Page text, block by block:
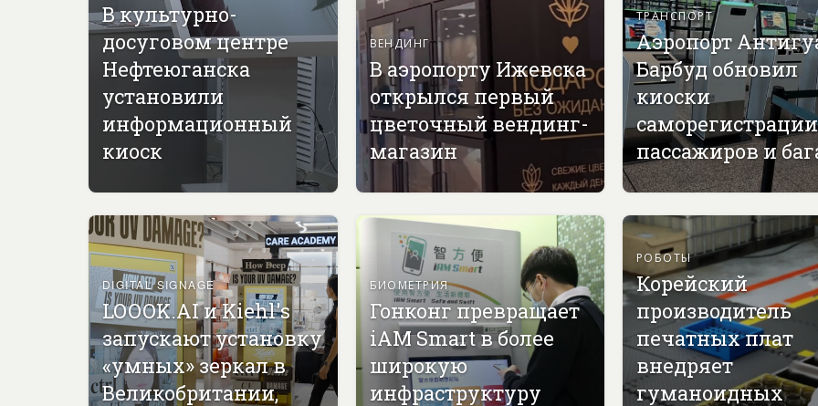
В культурно-
досуговом центре
Нефтеюганска
установили
информационный
киоск
ВЕНДИНГ
В аэропорту Ижевска
открылся первый
цветочный вендинг-
магазин
ТРАНСПОРТ
Аэропорт
Барбуд обновил
киоски
саморегистрации
пассажиров и
DIGITAL SIGNAGE
LOOOK.AI и Kiehl's
запускают установку
«умных» зеркал в
Великобритании,
БИОМЕТРИЯ
Гонконг превращает
iAM Smart в более
широкую
инфраструктуру
РОБОТЫ
Корейский
производитель
печатных плат
внедряет
гуманоидных